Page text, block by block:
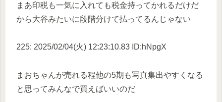
まあ印税も一気に入れても税金持ってかれるだけだ
から大谷みたいに段階分けて払ってるんじゃない
225: 2025/02/04(火) 12:23:10.83 ID:hNpgX
まおちゃんが売れる程他の5期も写真集出やすくなる
と思ってみんなで買えばいいのだ